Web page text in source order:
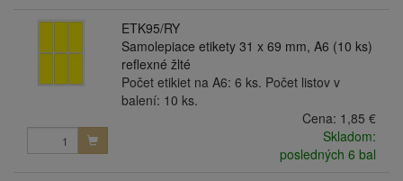
ETK95/RY
Samolepiace etikety 31 x 69 mm, A6 (10 ks)
reflexné žlté
Počet etikiet na A6: 6 ks. Počet listov v
balení: 10 ks.
Cena: 1,85 €
Skladom:
posledných 6 bal